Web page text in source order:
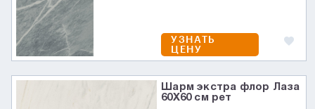
УЗНАТЬ
ЦЕНУ
Шарм экстра флор Лаза
60X60 см рет